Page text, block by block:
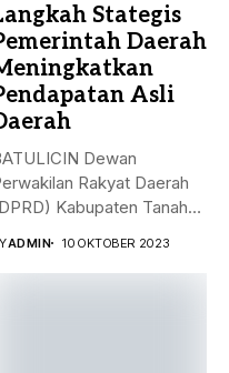
Stategis
Daerah
Asli
Dewan
Rakyat Daerah
Kabupaten Tanah
ADMIN 10 OKTOBER 2023